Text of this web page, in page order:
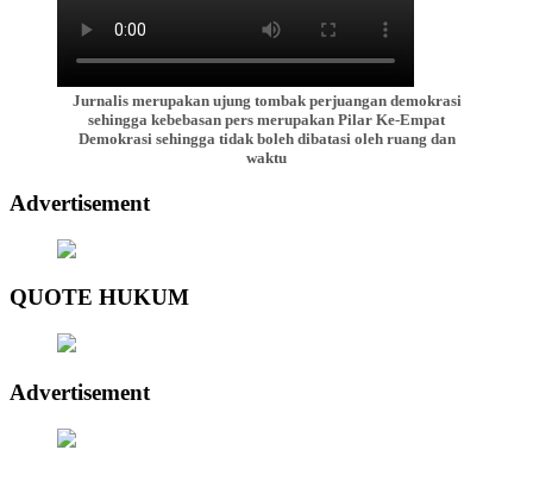
Jurnalis merupakan ujung tombak perjuangan demokrasi
sehingga kebebasan pers merupakan Pilar Ke-Empat
Demokrasi sehingga tidak boleh dibatasi oleh ruang dan
waktu
Advertisement
QUOTE HUKUM
Advertisement